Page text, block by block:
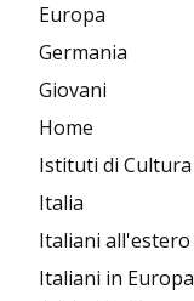
Europa
Germania
Giovani
Home
Istituti di Cultura
Italia
Italiani all'estero
Italiani in Europa